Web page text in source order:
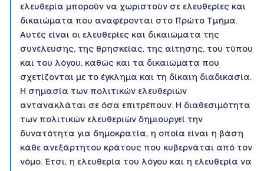
ελευθερία μπορούν να χωριστούν σε ελευθερίες και
δικαιώματα που αναφέρονται στο Πρώτο Τμήμα.
Αυτές είναι οι ελευθερίες και δικαιώματα της
συνέλευσης, της θρησκείας, της αίτησης, του τύπου
και του λόγου, καθώς και τα δικαιώματα που
σχετίζονται με το έγκλημα και τη δίκαιη διαδικασία.
Η σημασία των πολιτικών ελευθεριών
αντανακλάται σε όσα επιτρέπουν. Η διαθεσιμότητα
των πολιτικών ελευθεριών δημιουργεί την
δυνατότητα για δημοκρατία, η οποία είναι η βάση
κάθε ανεξάρτητου κράτους που κυβερνάται από τον
νόμο. Έτσι, η ελευθερία του λόγου και η ελευθερία να